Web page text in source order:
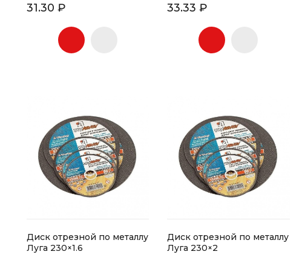
31.30 ₽ 33.33 ₽
Диск отрезной по металлу
Луга 230×1.6
Диск отрезной по металлу
Луга 230×2